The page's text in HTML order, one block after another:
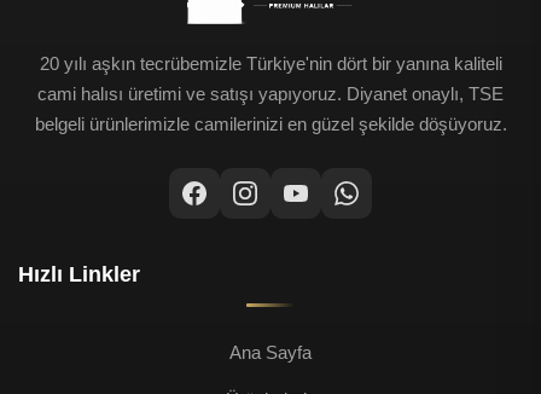
20 yılı aşkın tecrübemizle Türkiye'nin dört bir yanına kaliteli
cami halısı üretimi ve satışı yapıyoruz. Diyanet onaylı, TSE
belgeli ürünlerimizle camilerinizi en güzel şekilde döşüyoruz.
Hızlı Linkler
Ana Sayfa